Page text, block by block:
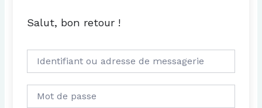
Salut, bon retour !